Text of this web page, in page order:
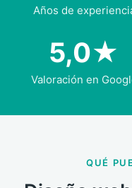
Años de
5,0★
Valoración en
QUÉ